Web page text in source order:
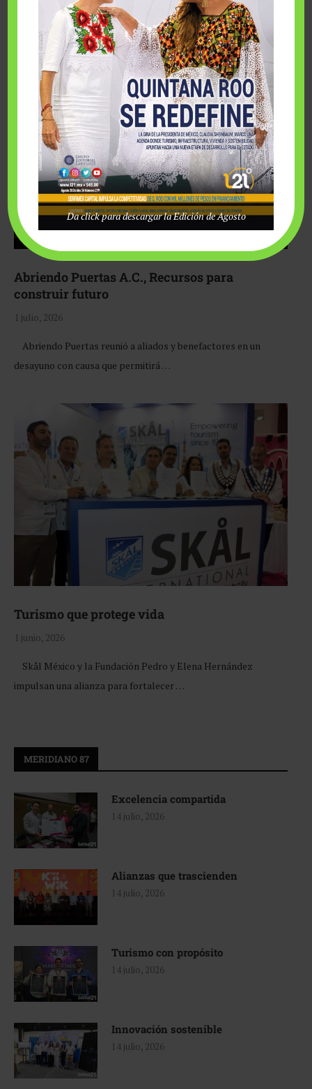
Fairmont Mayakoba y Make-A-Wish México unieron
esfuerzos para hacer realidad el deseo de una …
Abriendo Puertas A.C., Recursos para
construir futuro
1 julio, 2026
Abriendo Puertas reunió a aliados y benefactores en un
desayuno con causa que permitirá …
Turismo que protege vida
1 junio, 2026
Skål México y la Fundación Pedro y Elena Hernández
impulsan una alianza para fortalecer …
MERIDIANO 87
Excelencia compartida
14 julio, 2026
Alianzas que trascienden
14 julio, 2026
Turismo con propósito
14 julio, 2026
Innovación sostenible
14 julio, 2026
Da click para descargar la Edición de Agosto